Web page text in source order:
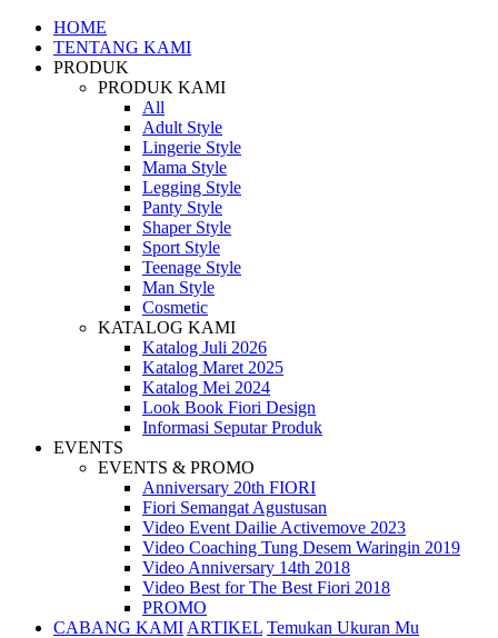
HOME
TENTANG KAMI
PRODUK
PRODUK KAMI
All
Adult Style
Lingerie Style
Mama Style
Legging Style
Panty Style
Shaper Style
Sport Style
Teenage Style
Man Style
Cosmetic
KATALOG KAMI
Katalog Juli 2026
Katalog Maret 2025
Katalog Mei 2024
Look Book Fiori Design
Informasi Seputar Produk
EVENTS
EVENTS & PROMO
Anniversary 20th FIORI
Fiori Semangat Agustusan
Video Event Dailie Activemove 2023
Video Coaching Tung Desem Waringin 2019
Video Anniversary 14th 2018
Video Best for The Best Fiori 2018
PROMO
CABANG KAMI ARTIKEL Temukan Ukuran Mu